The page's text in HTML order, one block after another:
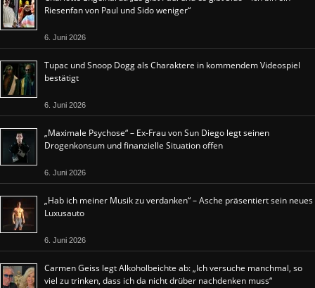
Riesenfan von Paul und Sido weniger“
6. Juni 2026
Tupac und Snoop Dogg als Charaktere in kommendem Videospiel
bestätigt
6. Juni 2026
„Maximale Psychose“ – Ex-Frau von Sun Diego legt seinen
Drogenkonsum und finanzielle Situation offen
6. Juni 2026
„Hab ich meiner Musik zu verdanken“ – Asche präsentiert sein neues
Luxusauto
6. Juni 2026
Carmen Geiss legt Alkoholbeichte ab: „Ich versuche manchmal, so
viel zu trinken, dass ich da nicht drüber nachdenken muss“